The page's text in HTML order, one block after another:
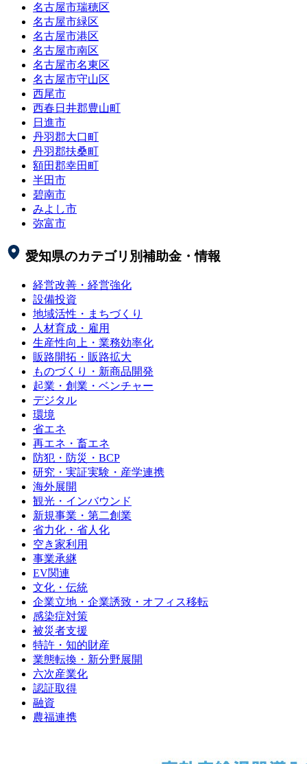
名古屋市瑞穂区
名古屋市緑区
名古屋市港区
名古屋市南区
名古屋市名東区
名古屋市守山区
西尾市
西春日井郡豊山町
日進市
丹羽郡大口町
丹羽郡扶桑町
額田郡幸田町
半田市
碧南市
みよし市
弥富市
愛知県のカテゴリ別補助金・情報
経営改善・経営強化
設備投資
地域活性・まちづくり
人材育成・雇用
生産性向上・業務効率化
販路開拓・販路拡大
ものづくり・新商品開発
起業・創業・ベンチャー
デジタル
環境
省エネ
再エネ・畜エネ
防犯・防災・BCP
研究・実証実験・産学連携
海外展開
観光・インバウンド
新規事業・第二創業
省力化・省人化
空き家利用
事業承継
EV関連
文化・伝統
企業立地・企業誘致・オフィス移転
感染症対策
被災者支援
特許・知的財産
業態転換・新分野展開
六次産業化
認証取得
融資
農福連携